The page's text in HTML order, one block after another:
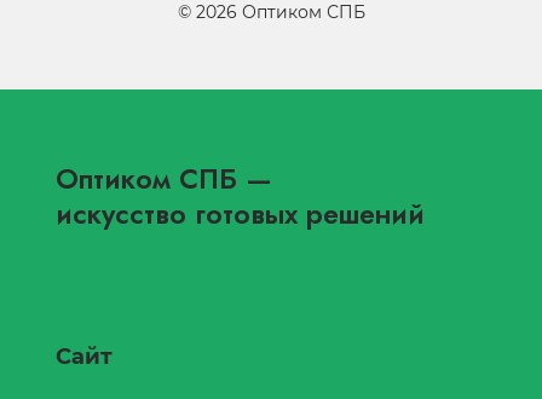
© 2026 Оптиком СПБ
Оптиком СПБ —
искусство готовых решений
Сайт